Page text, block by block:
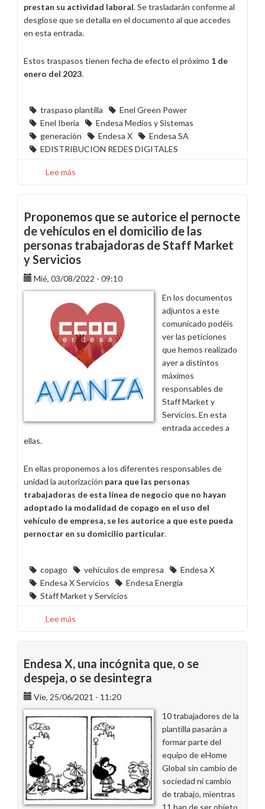
prestan su actividad laboral. Se trasladarán conforme al
desglose que se detalla en el documento al que accedes
en esta entrada.
Estos traspasos tienen fecha de efecto el próximo 1 de
enero del 2023.
traspaso plantilla
Enel Green Power
Enel Iberia
Endesa Medios y Sistemas
generación
Endesa X
Endesa SA
EDISTRIBUCION REDES DIGITALES
Lee más
de
127
trabajadores
entre
empresas
del
Grupo
Endesa
Proponemos que se autorice el pernocte
de vehículos en el domicilio de las
personas trabajadoras de Staff Market
y Servicios
Mié, 03/08/2022 - 09:10
En los documentos
adjuntos a este
comunicado podéis
ver las peticiones
que hemos realizado
ayer a distintos
máximos
responsables de
Staff Market y
Servicios. En esta
entrada accedes a
ellas.
En ellas proponemos a los diferentes responsables de
unidad la autorización para que las personas
trabajadoras de esta línea de negocio que no hayan
adoptado la modalidad de copago en el uso del
vehículo de empresa, se les autorice a que este pueda
pernoctar en su domicilio particular.
copago vehículos de empresa
Endesa X
Endesa X Servicios
Endesa Energía
Staff Market y Servicios
Lee más
autorice
el
pernocte
de
vehículos
domicilio
de
las
personas
Endesa X, una incógnita que, o se
despeja, o se desintegra
Vie, 25/06/2021 - 11:20
10 trabajadores de la
plantilla pasarán a
formar parte del
equipo de eHome
Global sin cambio de
sociedad ni cambio
de trabajo, mientras
11 han de ser objeto